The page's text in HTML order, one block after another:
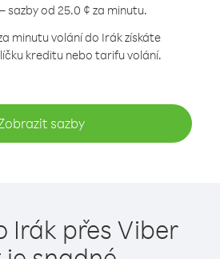
sazby od 25.0 ¢ za minutu.
minutu volání do Irák získáte
kreditu nebo tarifu volání.
sazby
Irák přes Viber